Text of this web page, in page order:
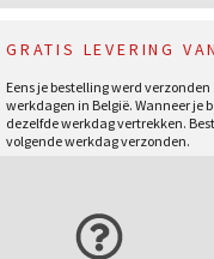
GRATIS LEVERING
Eens je bestelling werd
werkdagen in België. Wanneer je
dezelfde werkdag vertrekken.
volgende werkdag verzonden.